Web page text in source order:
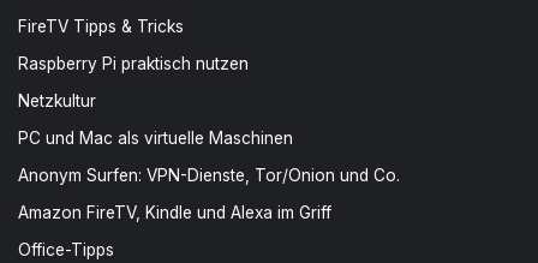
FireTV Tipps & Tricks
Raspberry Pi praktisch nutzen
Netzkultur
PC und Mac als virtuelle Maschinen
Anonym Surfen: VPN-Dienste, Tor/Onion und Co.
Amazon FireTV, Kindle und Alexa im Griff
Office-Tipps